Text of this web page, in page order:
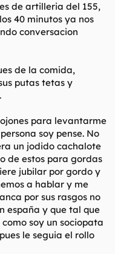
de artilleria del 155,
40 minutos ya nos
conversacion
de la comida,
putas tetas y
para levantarme
soy pense. No
un jodido cachalote
de estos para gordas
jubilar por gordo y
a hablar y me
por sus rasgos no
españa y que tal que
soy un sociopata
le seguia el rollo